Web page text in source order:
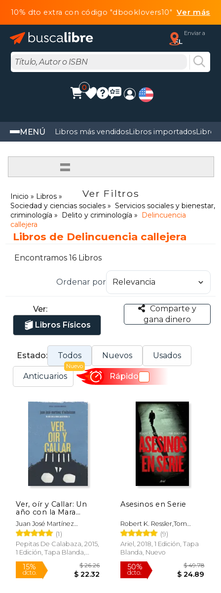
10% dto extra con código "dbooklovers10"Ver más
Enviar a
FL
0
MENÚ Libros más vendidosLibros importadosLibros
=
Ver Filtros
Inicio
Libros
Sociedad y ciencias sociales
Servicios sociales y bienestar,
criminología
Delito y criminología
Delincuencia
callejera
Libros de Delincuencia callejera
Encontramos 16 Libros
Ordenar por
Ver:
Libros Físicos
Comparte y
gana dinero
Estado: Todos Nuevos Usados
Anticuarios
Nuevo
Rápido
Ver, oír y Callar: Un
año con la Mara
Salvatrucha 13
Juan José Martínez
D'aubuisson (1)
Pepitas De Calabaza, 2015,
1 Edición, Tapa Blanda,
Nuevo
Asesinos en Serie
Robert K. Ressler,Tom
Shachtman (9)
Ariel, 2018, 1 Edición, Tapa
Blanda, Nuevo